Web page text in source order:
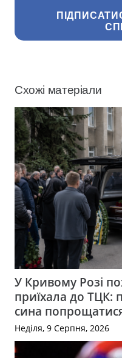
Схожі матеріали
У Кривому Розі
приїхала до ТЦК:
сина
Неділя, 9 Серпня, 2026